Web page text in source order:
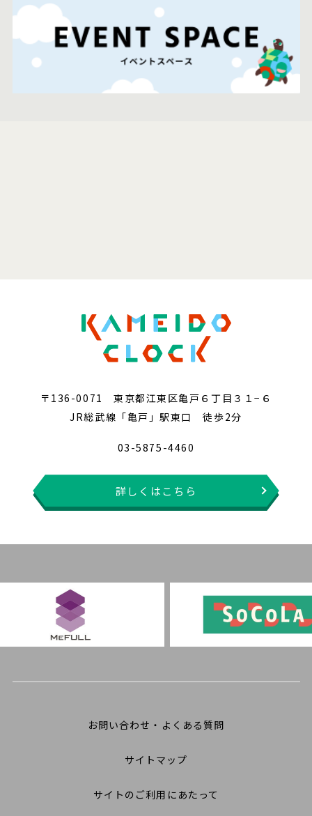
〒136-0071 東京都江東区亀戸６丁目３１−６
JR総武線「亀戸」駅東口 徒歩2分
03-5875-4460
詳しくはこちら
お問い合わせ・よくある質問
サイトマップ
サイトのご利用にあたって